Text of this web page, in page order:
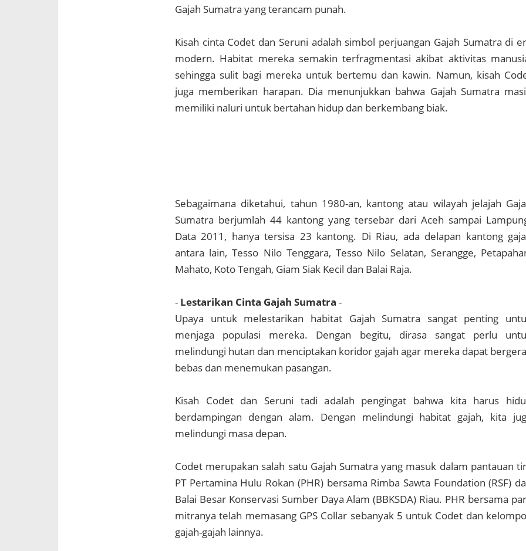
Gajah Sumatra yang terancam punah.
Kisah cinta Codet dan Seruni adalah simbol perjuangan Gajah Sumatra di
modern. Habitat mereka semakin terfragmentasi akibat aktivitas
sehingga sulit bagi mereka untuk bertemu dan kawin. Namun, kisah
juga memberikan harapan. Dia menunjukkan bahwa Gajah Sumatra
memiliki naluri untuk bertahan hidup dan berkembang biak.
Sebagaimana diketahui, tahun 1980-an, kantong atau wilayah jelajah
Sumatra berjumlah 44 kantong yang tersebar dari Aceh sampai
Data 2011, hanya tersisa 23 kantong. Di Riau, ada delapan kantong
antara lain, Tesso Nilo Tenggara, Tesso Nilo Selatan, Serangge,
Mahato, Koto Tengah, Giam Siak Kecil dan Balai Raja.
- Lestarikan Cinta Gajah Sumatra -
Upaya untuk melestarikan habitat Gajah Sumatra sangat penting
menjaga populasi mereka. Dengan begitu, dirasa sangat perlu
melindungi hutan dan menciptakan koridor gajah agar mereka dapat
bebas dan menemukan pasangan.
Kisah Codet dan Seruni tadi adalah pengingat bahwa kita harus
berdampingan dengan alam. Dengan melindungi habitat gajah, kita
melindungi masa depan.
Codet merupakan salah satu Gajah Sumatra yang masuk dalam pantauan
PT Pertamina Hulu Rokan (PHR) bersama Rimba Sawta Foundation (RSF)
Balai Besar Konservasi Sumber Daya Alam (BBKSDA) Riau. PHR bersama
mitranya telah memasang GPS Collar sebanyak 5 untuk Codet dan
gajah-gajah lainnya.